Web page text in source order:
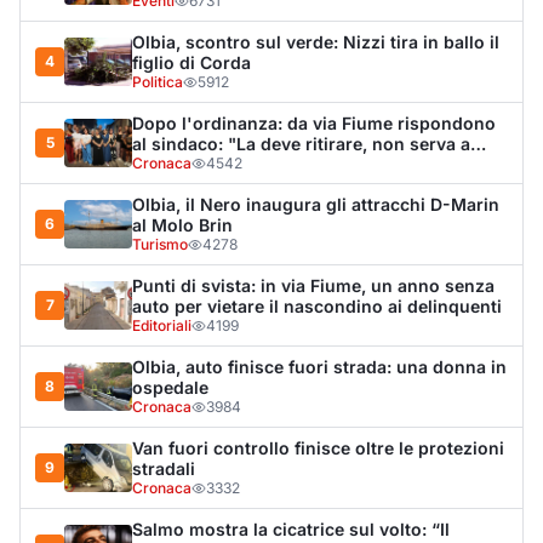
8
Olbia, auto finisce fuori strada: una donna in
ospedale
Cronaca 3984
9
Van fuori controllo finisce oltre le protezioni
stradali
Cronaca 3332
10
Salmo mostra la cicatrice sul volto: “Il
tumore è tornato”
Spettacolo 3261